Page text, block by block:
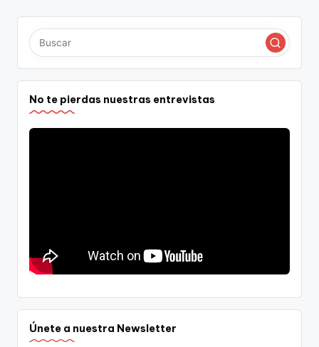
No te pierdas nuestras entrevistas
Únete a nuestra Newsletter